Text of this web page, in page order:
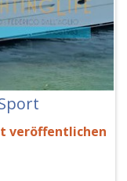
veröffentlichen